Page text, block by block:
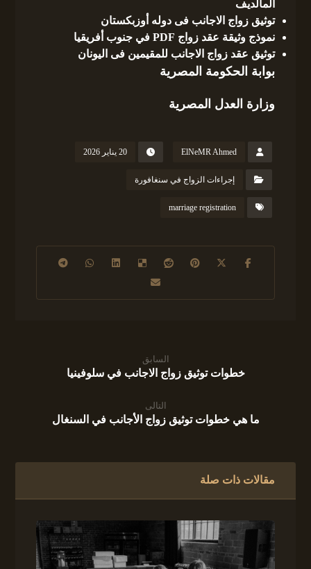
المالديف
توثيق زواج الاجانب فى دوله أوزبكستان
نموذج وثيقة عقد زواج PDF في جنوب أفريقيا
توثيق عقد زواج الاجانب للمقيمين فى اليونان
بوابة الحكومة المصرية
وزارة العدل المصرية
ElNeMR Ahmed 20 يناير 2026
إجراءات الزواج في سنغافورة
marriage registration
السابق
خطوات توثيق زواج الاجانب في سلوفينيا
التالى
ما هي خطوات توثيق زواج الأجانب في السنغال
مقالات ذات صلة